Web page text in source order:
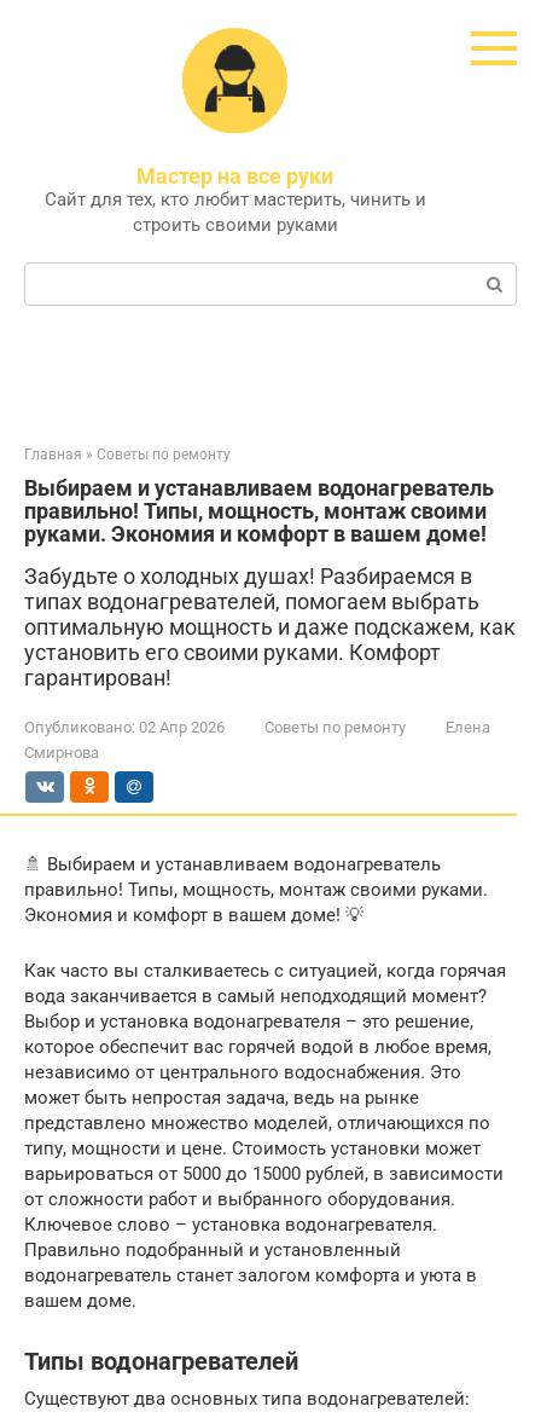
Мастер на все руки
Сайт для тех, кто любит мастерить, чинить и
строить своими руками
Поиск:
Главная » Советы по ремонту
Выбираем и устанавливаем водонагреватель
правильно! Типы, мощность, монтаж своими
руками. Экономия и комфорт в вашем доме!
Забудьте о холодных душах! Разбираемся в
типах водонагревателей, помогаем выбрать
оптимальную мощность и даже подскажем, как
установить его своими руками. Комфорт
гарантирован!
Опубликовано: 02 Апр 2026 Советы по ремонту
Елена
Смирнова
🚿 Выбираем и устанавливаем водонагреватель
правильно! Типы, мощность, монтаж своими руками.
Экономия и комфорт в вашем доме! 💡
Как часто вы сталкиваетесь с ситуацией, когда горячая
вода заканчивается в самый неподходящий момент?
Выбор и установка водонагревателя – это решение,
которое обеспечит вас горячей водой в любое время,
независимо от центрального водоснабжения. Это
может быть непростая задача, ведь на рынке
представлено множество моделей, отличающихся по
типу, мощности и цене. Стоимость установки может
варьироваться от 5000 до 15000 рублей, в зависимости
от сложности работ и выбранного оборудования.
Ключевое слово – установка водонагревателя.
Правильно подобранный и установленный
водонагреватель станет залогом комфорта и уюта в
вашем доме.
Типы водонагревателей
Существуют два основных типа водонагревателей: